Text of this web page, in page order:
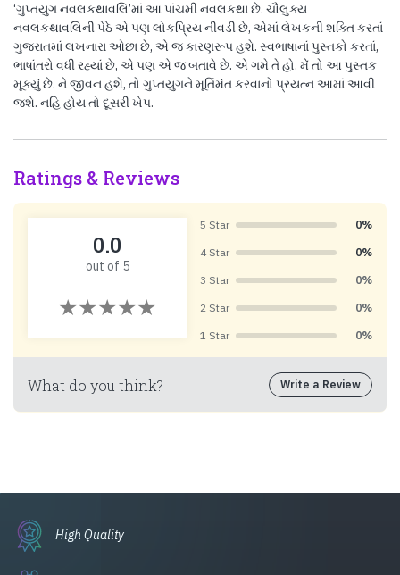
‘ગુપ્તયુગ નવલકથાવલિ’માં આ પાંચમી નવલકથા છે. ચૌલુક્ય
નવલકથાવલિની પેઠે એ પણ લોકપ્રિય નીવડી છે, એમાં લેખકની શક્તિ કરતાં
ગુજરાતમાં લખનારા ઓછા છે, એ જ કારણરૂપ હશે. સ્વભાષાનાં પુસ્તકો કરતાં,
ભાષાંતરો વધી રહ્યાં છે, એ પણ એ જ બતાવે છે. એ ગમે તે હો. મેં તો આ પુસ્તક
મૂક્યું છે. ને જીવન હશે, તો ગુપ્તયુગને મૂર્તિમંત કરવાનો પ્રયત્ન આમાં આવી
જશે. નહિ હોય તો દૂસરી ખેપ.
Ratings & Reviews
0.0
out of 5
5 Star 0%
4 Star 0%
3 Star 0%
2 Star 0%
1 Star 0%
What do you think? Write a Review
High Quality